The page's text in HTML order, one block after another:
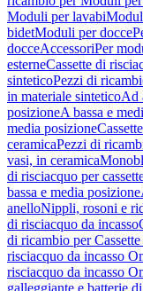
Moduli per lavabi
bidetModuli per docce
docceAccessoriPer
esterneCassette di
sinteticoPezzi di
in materiale sinteticoAd
posizioneA bassa e
media posizione
ceramicaPezzi di
vasi, in ceramica
di risciacquo per
bassa e media posizione
anelloNippli, rosoni e
di risciacquo da incasso
di ricambio per
risciacquo da incasso
risciacquo da incasso
galleggiante e batterie